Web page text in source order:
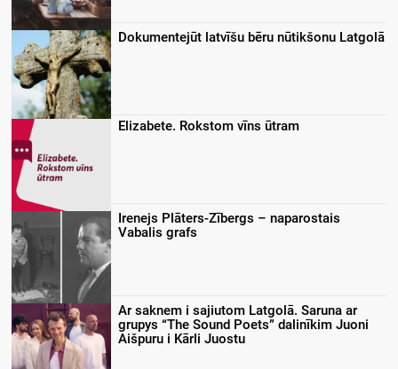
Dokumentejūt latvīšu bēru nūtikšonu Latgolā
Elizabete. Rokstom vīns ūtram
Irenejs Plāters-Zībergs – naparostais
Vabalis grafs
Ar saknem i sajiutom Latgolā. Saruna ar
grupys “The Sound Poets” dalinīkim Juoni
Aišpuru i Kārli Juostu